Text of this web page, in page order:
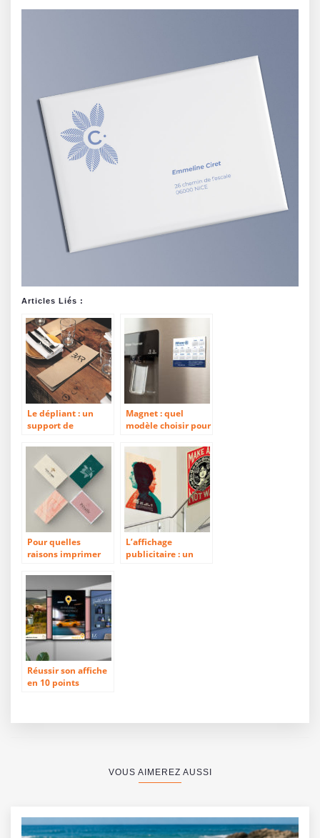
Articles Liés :
Le dépliant : un
support de
multiples usages
Magnet : quel
modèle choisir pour
démarches
marketing ?
Pour quelles
raisons imprimer
L’affichage
publicitaire : un
Réussir son affiche
en 10 points
VOUS AIMEREZ AUSSI